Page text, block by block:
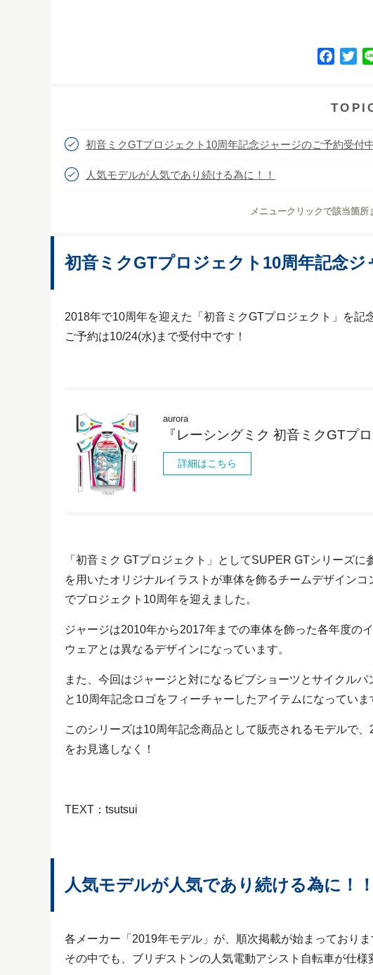
e
o
t
e
初音ミクGTプロジェクト10周年記念ジャージのご予約受付
人気モデルが人気であり続ける為に！！
メニュークリックで該当箇
初音ミクGTプロジェクト10周年記念ジ
2018年で10周年を迎えた「初音ミクGTプロジェクト」を
ご予約は10/24(水)まで受付中です！
aurora
『レーシングミク 初音ミクGTプ
詳細はこちら
「初音ミク GTプロジェクト」としてSUPER GTシリーズ
を用いたオリジナルイラストが車体を飾るチームデザイン
でプロジェクト10周年を迎えました。
ジャージは2010年から2017年までの車体を飾った各年度の
ウェアとは異なるデザインになっています。
また、今回はジャージと対になるビブショーツとサイクル
と10周年記念ロゴをフィーチャーしたアイテムになっていま
このシリーズは10周年記念商品として販売されるモデルで
をお見逃しなく！
TEXT：tsutsui
人気モデルが人気であり続ける為に！！
各メーカー「2019年モデル」が、順次掲載が始まっておりま
その中でも、ブリヂストンの人気電動アシスト自転車が仕様